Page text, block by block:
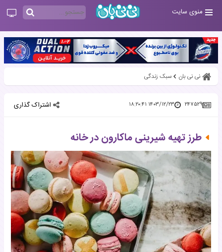
منوی سایت
نی نی بان سبک زندگی
۲۴۷۵۲۹ ۱۴۰۳/۱۲/۲۳ ۱۸:۲۰:۴۱ اشتراک گذاری
طرز تهیه شیرینی ماکارون در خانه